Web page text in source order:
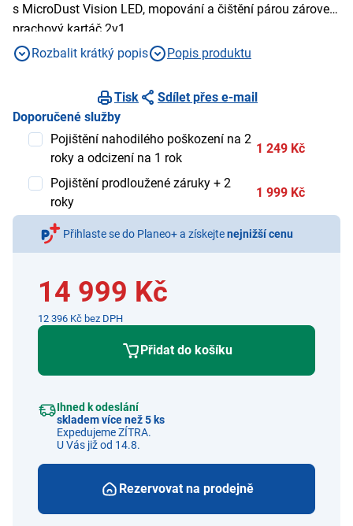
s MicroDust Vision LED, mopování a čištění párou zároveň,
prachový kartáč 2v1
Rozbalit krátký popis
Popis produktu
Tisk
Sdílet přes e-mail
Doporučené služby
Pojištění nahodilého poškození na 2
roky a odcizení na 1 rok
1 249 Kč
Pojištění prodloužené záruky + 2
roky
1 999 Kč
Přihlaste se do Planeo+ a získejtenejnižší cenu
14 999 Kč
12 396 Kč bez DPH
Přidat do košíku
Ihned k odeslání
skladem více než 5 ks
Expedujeme ZÍTRA.
U Vás již od 14.8.
Rezervovat na prodejně